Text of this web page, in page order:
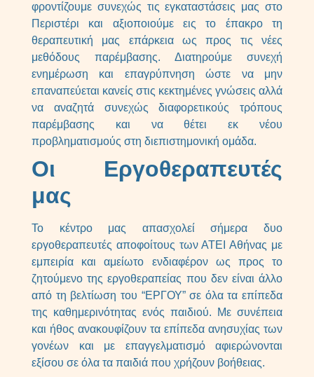
φροντίζουμε συνεχώς τις εγκαταστάσεις μας στο
Περιστέρι και αξιοποιούμε εις το έπακρο τη
θεραπευτική μας επάρκεια ως προς τις νέες
μεθόδους παρέμβασης. Διατηρούμε συνεχή
ενημέρωση και επαγρύπνηση ώστε να μην
επαναπεύεται κανείς στις κεκτημένες γνώσεις αλλά
να αναζητά συνεχώς διαφορετικούς τρόπους
παρέμβασης και να θέτει εκ νέου
προβληματισμούς στη διεπιστημονική ομάδα.
Οι Εργοθεραπευτές
μας
Το κέντρο μας απασχολεί σήμερα δυο
εργοθεραπευτές αποφοίτους των ΑΤΕΙ Αθήνας με
εμπειρία και αμείωτο ενδιαφέρον ως προς το
ζητούμενο της εργοθεραπείας που δεν είναι άλλο
από τη βελτίωση του “ΕΡΓΟΥ” σε όλα τα επίπεδα
της καθημερινότητας ενός παιδιού. Με συνέπεια
και ήθος ανακουφίζουν τα επίπεδα ανησυχίας των
γονέων και με επαγγελματισμό αφιερώνονται
εξίσου σε όλα τα παιδιά που χρήζουν βοήθειας.